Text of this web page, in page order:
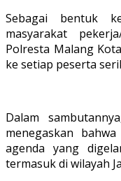
Sebagai bentuk
masyarakat
Polresta Malang
ke setiap peserta
Dalam
menegaskan
agenda yang
termasuk di wilayah